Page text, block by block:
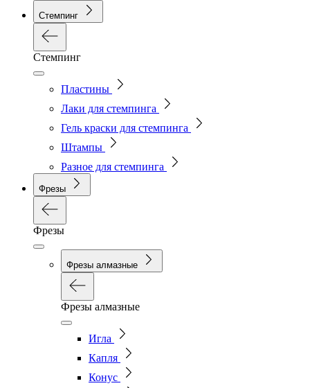
Стемпинг
Стемпинг
Пластины
Лаки для стемпинга
Гель краски для стемпинга
Штампы
Разное для стемпинга
Фрезы
Фрезы
Фрезы алмазные
Фрезы алмазные
Игла
Капля
Конус